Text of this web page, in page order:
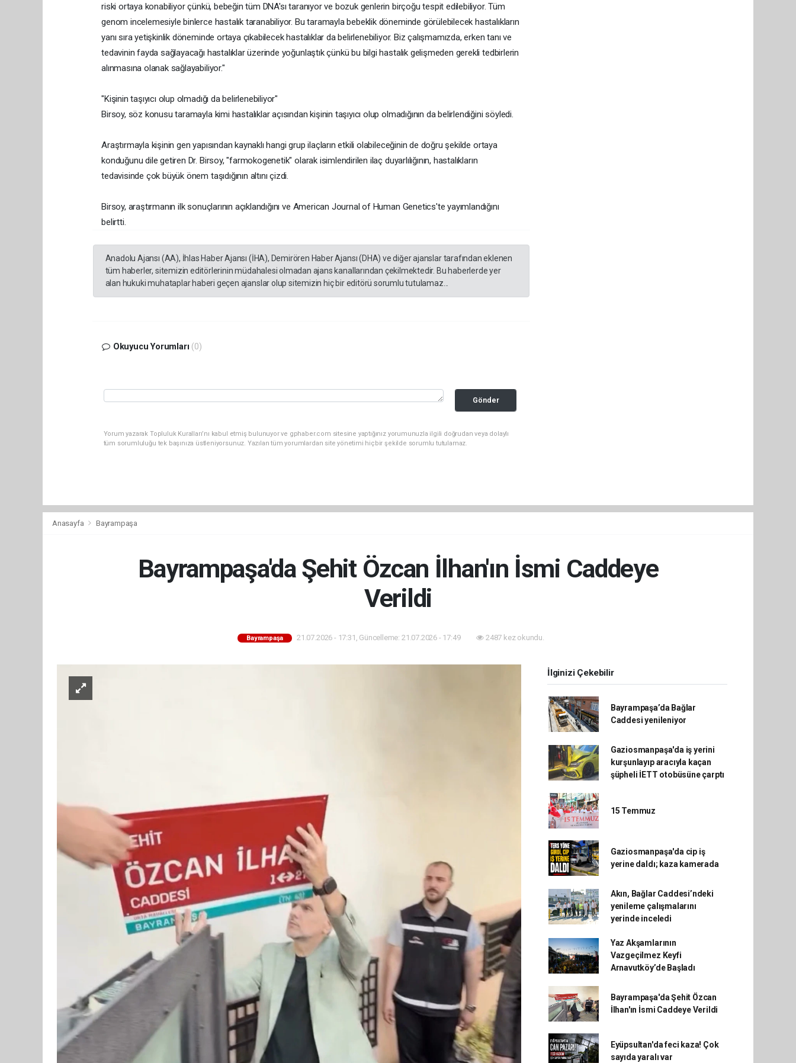
riski ortaya konabiliyor çünkü, bebeğin tüm DNA'sı taranıyor ve bozuk genlerin birçoğu tespit edilebiliyor. Tüm
genom incelemesiyle binlerce hastalık taranabiliyor. Bu taramayla bebeklik döneminde görülebilecek hastalıkların
yanı sıra yetişkinlik döneminde ortaya çıkabilecek hastalıklar da belirlenebiliyor. Biz çalışmamızda, erken tanı ve
tedavinin fayda sağlayacağı hastalıklar üzerinde yoğunlaştık çünkü bu bilgi hastalık gelişmeden gerekli tedbirlerin
alınmasına olanak sağlayabiliyor."
"Kişinin taşıyıcı olup olmadığı da belirlenebiliyor"
Birsoy, söz konusu taramayla kimi hastalıklar açısından kişinin taşıyıcı olup olmadığının da belirlendiğini söyledi.
Araştırmayla kişinin gen yapısından kaynaklı hangi grup ilaçların etkili olabileceğinin de doğru şekilde ortaya
konduğunu dile getiren Dr. Birsoy, "farmokogenetik" olarak isimlendirilen ilaç duyarlılığının, hastalıkların
tedavisinde çok büyük önem taşıdığının altını çizdi.
Birsoy, araştırmanın ilk sonuçlarının açıklandığını ve American Journal of Human Genetics'te yayımlandığını
belirtti.
Anadolu Ajansı (AA), İhlas Haber Ajansı (İHA), Demirören Haber Ajansı (DHA) ve diğer ajanslar tarafından eklenen
tüm haberler, sitemizin editörlerinin müdahalesi olmadan ajans kanallarından çekilmektedir. Bu haberlerde yer
alan hukuki muhataplar haberi geçen ajanslar olup sitemizin hiç bir editörü sorumlu tutulamaz...
Okuyucu Yorumları (0)
Gönder
Yorum yazarak Topluluk Kuralları’nı kabul etmiş bulunuyor ve gphaber.com sitesine yaptığınız yorumunuzla ilgili doğrudan veya dolaylı
tüm sorumluluğu tek başınıza üstleniyorsunuz. Yazılan tüm yorumlardan site yönetimi hiçbir şekilde sorumlu tutulamaz.
Anasayfa Bayrampaşa
Bayrampaşa'da Şehit Özcan İlhan'ın İsmi Caddeye
Verildi
Bayrampaşa 21.07.2026 - 17:31, Güncelleme: 21.07.2026 - 17:49 2487 kez okundu.
İlginizi Çekebilir
Bayrampaşa’da Bağlar
Caddesi yenileniyor
Gaziosmanpaşa'da iş yerini
kurşunlayıp aracıyla kaçan
şüpheli İETT otobüsüne çarptı
15 Temmuz
Gaziosmanpaşa'da cip iş
yerine daldı; kaza kamerada
Akın, Bağlar Caddesi’ndeki
yenileme çalışmalarını
yerinde inceledi
Yaz Akşamlarının
Vazgeçilmez Keyfi
Arnavutköy’de Başladı
Bayrampaşa'da Şehit Özcan
İlhan'ın İsmi Caddeye Verildi
Eyüpsultan'da feci kaza! Çok
sayıda yaralı var